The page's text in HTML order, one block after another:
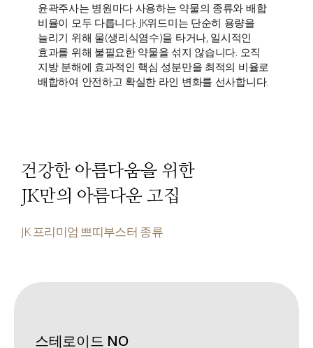
윤곽주사는 병원마다 사용하는 약물의 종류와 배합
비율이 모두 다릅니다. JK위드미는 단순히 용량을
늘리기 위해 물(생리식염수)을 타거나, 일시적인
효과를 위해 불필요한 약물을 섞지 않습니다. 오직
지방 분해에 효과적인 핵심 성분만을 최적의 비율로
배합하여 안전하고 확실한 라인 변화를 선사합니다.
건강한 아름다움을 위한
JK만의 아름다운 고집
JK 프리미엄 쁘띠부스터 종류
스테로이드 NO